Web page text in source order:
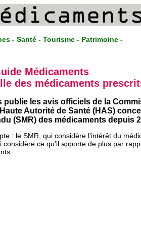
- Santé - Tourisme - Patrimoine -
Médicaments
des médicaments
publie les avis officiels de la
Autorité de Santé (HAS)
(SMR) des médicaments depuis
: le SMR, qui considère l'intérêt du
considère ce qu'il apporte de plus par